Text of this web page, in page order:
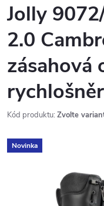
Jolly
2.0
zásahová
Kód produktu: Zvolte
Novinka